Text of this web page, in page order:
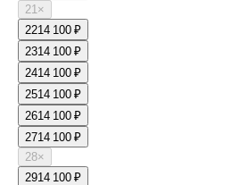
21×
2214 100 ₽
2314 100 ₽
2414 100 ₽
2514 100 ₽
2614 100 ₽
2714 100 ₽
28×
2914 100 ₽